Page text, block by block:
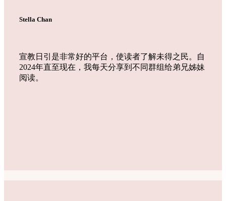
Stella Chan
宣教日引是非常好的平台，使读者了解未得之民。自
2024年直至现在，我每天分享到不同群组给弟兄姊妹
阅读。